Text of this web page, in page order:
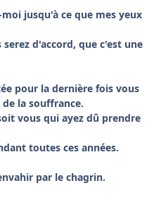
jusqu'à ce que mes yeux
d'accord, que c'est une
pour la dernière fois vous
la souffrance.
vous qui ayez dû prendre
toutes ces années.
par le chagrin.